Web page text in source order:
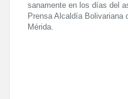
sanamente en los días del
Prensa Alcaldía Bolivariana
Mérida.